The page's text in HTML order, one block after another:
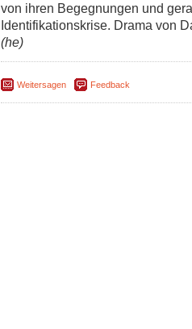
von ihren Begegnungen und
Identifikationskrise. Drama von
(he)
Weitersagen Feedback